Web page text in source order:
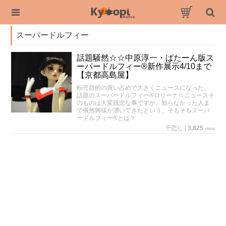
スーパードルフィー
話題騒然☆☆中原淳一・ぱたーん版ス
ーパードルフィー®️新作展示4/10まで
【京都高島屋】
転売目的の買い占めで大きくニュースになった、
話題のスーパードルフィー®️ロリーナ☆ニュースそ
のものは大変残念な事ですが、知らなかった人ま
で俄然興味が湧いてきたという、そもそもスーパ
ードルフィー®️とは？
千恋し
3,825 view